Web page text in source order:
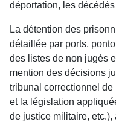
déportation, les
La détention des
détaillée par ports,
des listes de non jugés
mention des décisions
tribunal correctionnel
et la législation
de justice militaire,